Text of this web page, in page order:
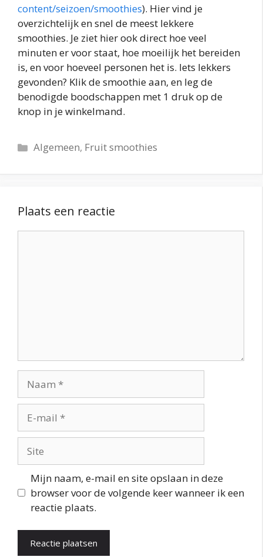
content/seizoen/smoothies). Hier vind je
overzichtelijk en snel de meest lekkere
smoothies. Je ziet hier ook direct hoe veel
minuten er voor staat, hoe moeilijk het bereiden
is, en voor hoeveel personen het is. Iets lekkers
gevonden? Klik de smoothie aan, en leg de
benodigde boodschappen met 1 druk op de
knop in je winkelmand.
Categorieën
Algemeen, Fruit smoothies
Plaats een reactie
mail
Mijn naam, e-mail en site opslaan in deze
browser voor de volgende keer wanneer ik een
reactie plaats.